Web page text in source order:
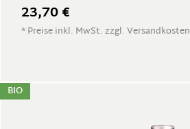
23,70 €
* Preise inkl. MwSt. zzgl. Versandkosten
BIO